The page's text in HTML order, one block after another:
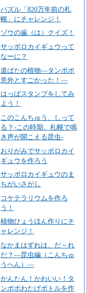
パズル「820万年前の札
幌」にチャレンジ！
ゾウの歯（は）クイズ！
サッポロカイギュウって
なーに？
道ばたの植物―タンポポ
意外とすごかった！―
はっぱスタンプをしてみ
よう！
このこんちゅう、しって
る？-この時期、札幌で鳴
き声が聞こえる昆虫-
おりがみでサッポロカイ
ギュウを作ろう
サッポロカイギュウのま
ちがいさがし
コケテラリウムを作ろ
う！
植物ひょうほん作りにチ
ャレンジ！
なかまはずれは、だ～れ
だ？―昆虫編（こんちゅ
うへん）―
かんたん！かわいい！タ
ンポポわたげボトルを作